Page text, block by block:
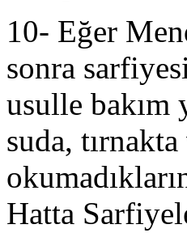
10- Eğer
sonra
usulle bakım
suda,
Hatta